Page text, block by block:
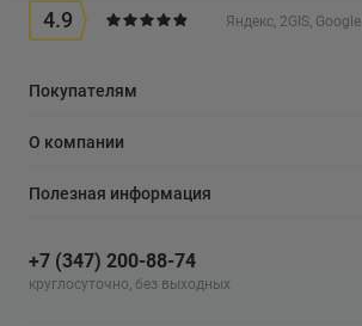
4.9 Яндекс, 2GIS, Google
Покупателям
О компании
Полезная информация
+7 (347) 200-88-74
круглосуточно, без выходных